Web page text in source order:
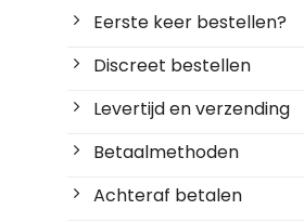
Eerste keer bestellen?
Discreet bestellen
Levertijd en verzending
Betaalmethoden
Achteraf betalen